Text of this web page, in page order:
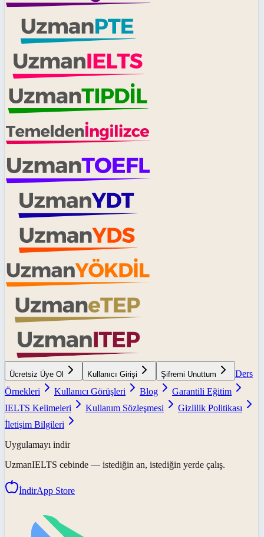
Ücretsiz Üye Ol Kullanıcı Girişi Şifremi Unuttum
Ders
Örnekleri
Kullanıcı Görüşleri Blog
Garantili Eğitim
IELTS Kelimeleri
Kullanım Sözleşmesi
Gizlilik Politikası
İletişim Bilgileri
Uygulamayı indir
UzmanIELTS cebinde — istediğin an, istediğin yerde çalış.
İndirApp Store